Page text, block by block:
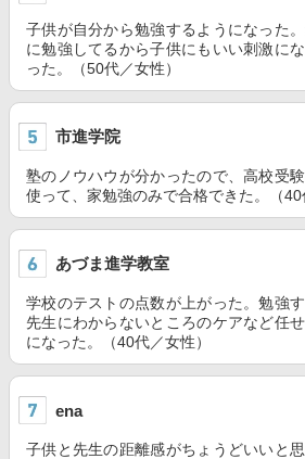
子供が自分から勉強するようになった
に勉強してるから子供にもいい刺激に
った。（50代／女性）
市進学院
塾のノウハウが分かったので、高校受
使って、家勉強のみで合格できた。（40
あづま進学教室
学校のテストの点数が上がった。勉強
先生にわからないところのケアなど任
になった。（40代／女性）
ena
子供と先生の距離感がちょうどいいと